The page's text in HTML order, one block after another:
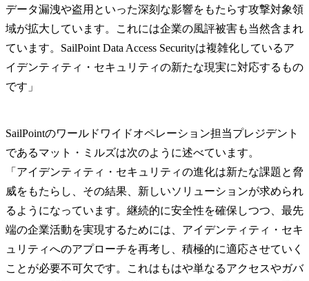
データ漏洩や盗用といった深刻な影響をもたらす攻撃対象領
域が拡大しています。これには企業の風評被害も当然含まれ
ています。SailPoint Data Access Securityは複雑化しているア
イデンティティ・セキュリティの新たな現実に対応するもの
です」
SailPointのワールドワイドオペレーション担当プレジデント
であるマット・ミルズは次のように述べています。
「アイデンティティ・セキュリティの進化は新たな課題と脅
威をもたらし、その結果、新しいソリューションが求められ
るようになっています。継続的に安全性を確保しつつ、最先
端の企業活動を実現するためには、アイデンティティ・セキ
ュリティへのアプローチを再考し、積極的に適応させていく
ことが必要不可欠です。これはもはや単なるアクセスやガバ